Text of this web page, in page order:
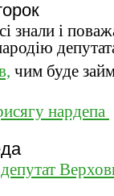
знали і
чим буде
нардепа